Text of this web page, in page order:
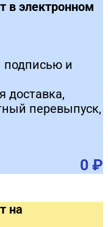
в электронном
подписью и
доставка,
перевыпуск,
0 ₽
на